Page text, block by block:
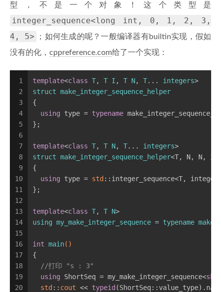
型，不是一个对象！这个类型是
integer_sequence<long int, 0, 1, 2, 3,
4, 5>
；如何生成的呢？一般编译器有builtin实现，假如
没有的化， cppreference.com给了一个实现：
1
2
3
4
5
6
7
8
9
10
11
12
13
14
15
16
17
18
19
20
template<class T, T I , T N, T... integers>
struct make_integer_sequence_helper
{
using type = typename
};
template<class T, T N, T... integers>
struct make_integer_sequence_helper<T, N, N,
{
using type = std ::integer_sequence<T,
};
template<class T, T N>
using my_make_integer_sequence = typename
int main()
{
//打印 "s : 3"
using ShortSeq = my_make_integer_sequence<
std :: cout << typeid